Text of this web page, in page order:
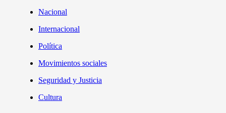
Nacional
Internacional
Política
Movimientos sociales
Seguridad y Justicia
Cultura